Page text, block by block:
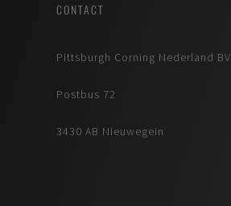
CONTACT
Pittsburgh Corning Nederland BV
Postbus 72
3430 AB Nieuwegein